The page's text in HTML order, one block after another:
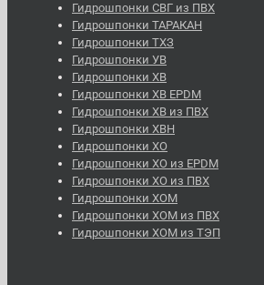
Гидрошпонки СВГ из ПВХ
Гидрошпонки ТАРАКАН
Гидрошпонки ТХЗ
Гидрошпонки УВ
Гидрошпонки ХВ
Гидрошпонки ХВ EPDM
Гидрошпонки ХВ из ПВХ
Гидрошпонки ХВН
Гидрошпонки ХО
Гидрошпонки ХО из EPDM
Гидрошпонки ХО из ПВХ
Гидрошпонки ХОМ
Гидрошпонки ХОМ из ПВХ
Гидрошпонки ХОМ из ТЭП